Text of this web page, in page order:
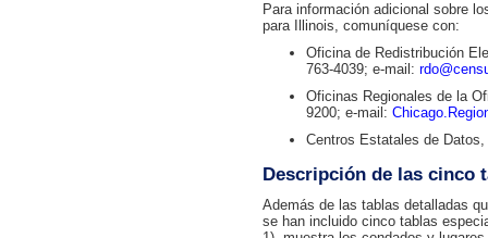
Para información adicional sobre
para Illinois, comuníquese con:
Oficina de Redistribución
763-4039; e-mail:
Oficinas Regionales de la
9200; e-mail:
Centros Estatales de Datos,
Descripción de las cinco
Además de las tablas detalladas
se han incluido cinco tablas